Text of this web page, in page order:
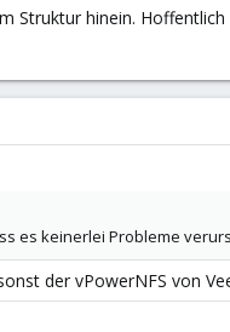
Struktur hinein.
es keinerlei Probleme
der vPowerNFS von